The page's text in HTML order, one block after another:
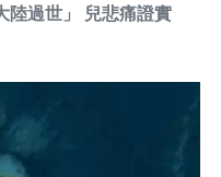
陸過世」 兒悲痛證實